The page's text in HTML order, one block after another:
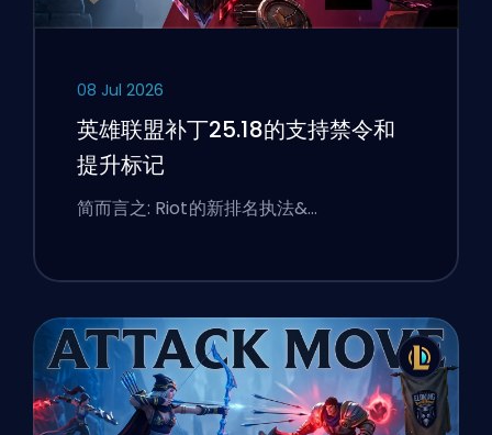
08 Jul 2026
英雄联盟补丁25.18的支持禁令和
提升标记
简而言之: Riot的新排名执法&…